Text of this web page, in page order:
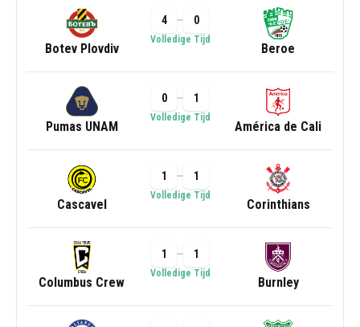
Botev Plovdiv
4 0
Volledige Tijd
Beroe
Pumas UNAM
0 1
Volledige Tijd
América de Cali
Cascavel
1 1
Volledige Tijd
Corinthians
Columbus Crew
1 1
Volledige Tijd
Burnley